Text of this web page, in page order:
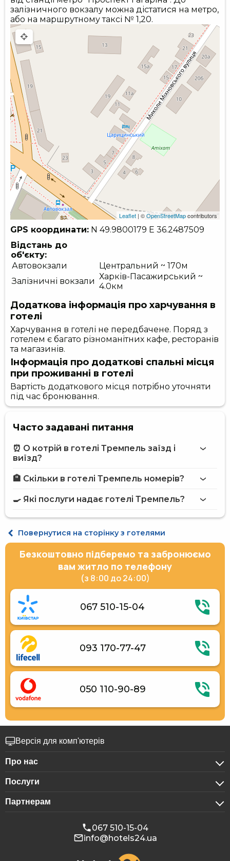
залізничного вокзалу можна дістатися на метро,
або на маршрутному таксі № 1,20.
Leaflet | ©OpenStreetMapcontributors
GPS координати: N 49.9800179 E 36.2487509
Відстань до
об'єкту:
Автовокзали
Центральний ~ 170м
Залізничні вокзали Харків-Пасажирський ~
4.0км
Додаткова інформація про харчування в
готелі
Харчування в готелі не передбачене. Поряд з
готелем є багато різноманітних кафе, ресторанів
та магазинів.
Інформація про додаткові спальні місця
при проживанні в готелі
Вартість додаткового місця потрібно уточняти
під час бронювання.
Часто задавані питання
⏰ О котрій в готелі Тремпель заїзд і
виїзд?
Більше інформації про Готель Тремпель
🏨 Скільки в готелі Тремпель номерів?
🍳 Які послуги надає готелі Тремпель?
Інтернет
Пральня
Обслуговування номерів
Термінал для оплати карткою
Кав'ярня на території
Парковка під охороною
Сейф на рецепції
Розміщення з тваринами (до 3 кг)
Повернутися на сторінку з готелями
Безкоштовно підберемо та забронюємо
вам житло по телефону
(з 8:00 до 24:00)
067 510-15-04
093 170-77-47
050 110-90-89
Версія для комп'ютерів
Про нас
Про компанію
Конфіденційність
Наші партнери
Послуги
Для бізнес-клієнтів
Бронювання для груп
Конференц-зали
Партнерам
Програма для афіліатів
067 510-15-04
info@hotels24.ua